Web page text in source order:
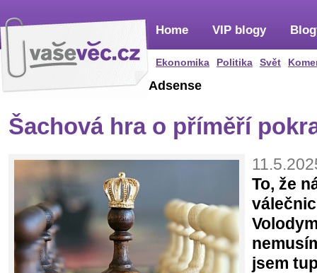
Home
Ekonomika Politika Svět
VIP blogy
Adsense
Šachová hra o příměří
To, že
jsem